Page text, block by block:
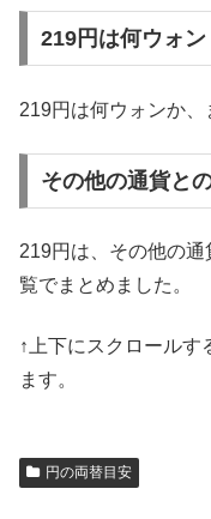
219円は何ウォン
219円は何ウォンか、
その他の通貨と
219円は、その他の
覧でまとめました。
↑上下にスクロール
ます。
円の両替目安